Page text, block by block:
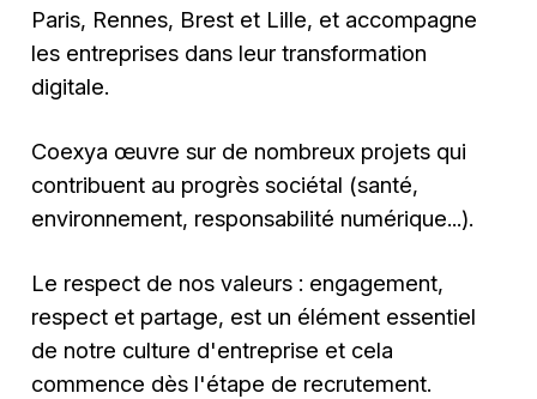
Paris, Rennes, Brest et Lille, et accompagne
les entreprises dans leur transformation
digitale.
Coexya œuvre sur de nombreux projets qui
contribuent au progrès sociétal (santé,
environnement, responsabilité numérique...).
Le respect de nos valeurs : engagement,
respect et partage, est un élément essentiel
de notre culture d'entreprise et cela
commence dès l'étape de recrutement.